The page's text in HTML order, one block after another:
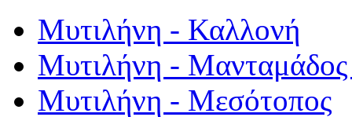
Μυτιλήνη - Καλλονή
Μυτιλήνη - Μανταμάδος
Μυτιλήνη - Μεσότοπος